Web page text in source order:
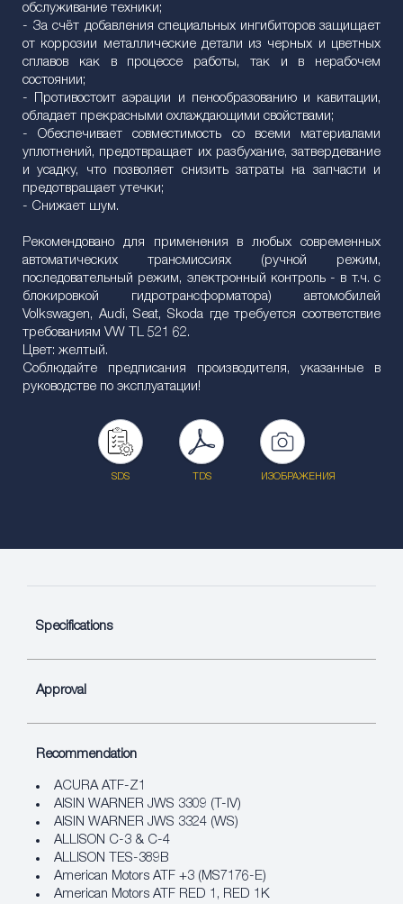
обслуживание техники;
- За счёт добавления специальных ингибиторов защищает
от коррозии металлические детали из черных и цветных
сплавов как в процессе работы, так и в нерабочем
состоянии;
- Противостоит аэрации и пенообразованию и кавитации,
обладает прекрасными охлаждающими свойствами;
- Обеспечивает совместимость со всеми материалами
уплотнений, предотвращает их разбухание, затвердевание
и усадку, что позволяет снизить затраты на запчасти и
предотвращает утечки;
- Снижает шум.
Рекомендовано для применения в любых современных
автоматических трансмиссиях (ручной режим,
последовательный режим, электронный контроль - в т.ч. с
блокировкой гидротрансформатора) автомобилей
Volkswagen, Audi, Seat, Skoda где требуется соответствие
требованиям VW TL 521 62.
Цвет: желтый.
Соблюдайте предписания производителя, указанные в
руководстве по эксплуатации!
SDS TDS ИЗОБРАЖЕНИЯ
Specifications
Approval
Recommendation
ACURA ATF-Z1
AISIN WARNER JWS 3309 (T-IV)
AISIN WARNER JWS 3324 (WS)
ALLISON C-3 & C-4
ALLISON TES-389B
American Motors ATF +3 (MS7176-E)
American Motors ATF RED 1, RED 1K